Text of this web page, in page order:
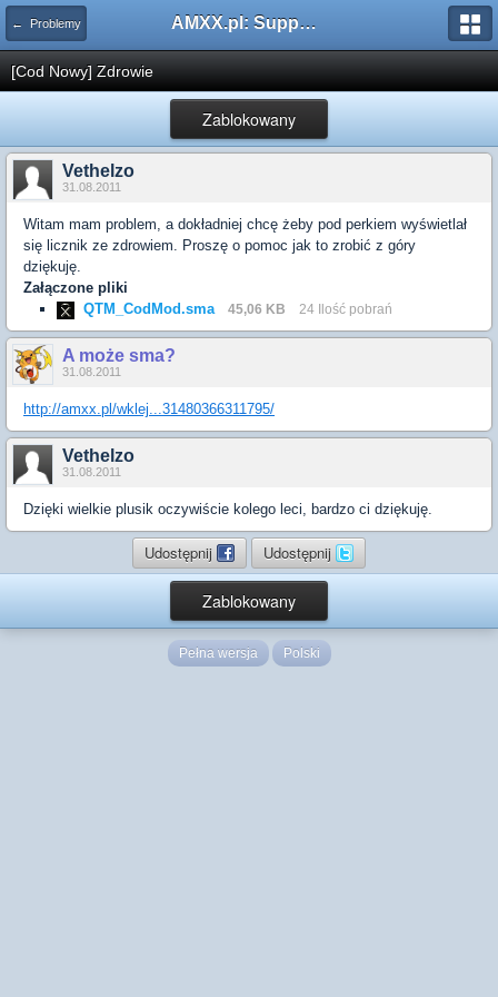
← Problemy AMXX.pl: Support AMX Mod X i SourceMod
[Cod Nowy] Zdrowie
Zablokowany
Vethelzo
31.08.2011
Witam mam problem, a dokładniej chcę żeby pod perkiem wyświetlał
się licznik ze zdrowiem. Proszę o pomoc jak to zrobić z góry
dziękuję.
Załączone pliki
QTM_CodMod.sma
45,06 KB 24 Ilość pobrań
A może sma?
31.08.2011
http://amxx.pl/wklej...31480366311795/
Vethelzo
31.08.2011
Dzięki wielkie plusik oczywiście kolego leci, bardzo ci dziękuję.
Udostępnij Udostępnij
Zablokowany
Pełna wersja Polski